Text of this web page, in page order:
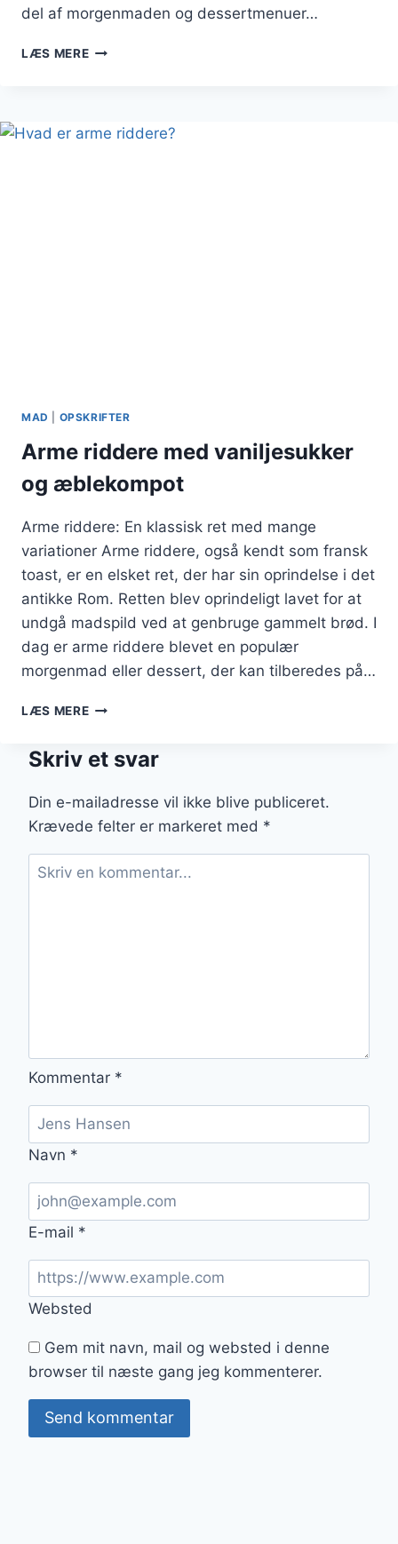
del af morgenmaden og dessertmenuer…
LÆS MEREARME
CHOKOLADE:
MAD OPSKRIFTER
Arme riddere med vaniljesukker
og æblekompot
Arme riddere: En klassisk ret med mange
variationer Arme riddere, også kendt som fransk
toast, er en elsket ret, der har sin oprindelse i det
antikke Rom. Retten blev oprindeligt lavet for at
undgå madspild ved at genbruge gammelt brød. I
dag er arme riddere blevet en populær
morgenmad eller dessert, der kan tilberedes på…
LÆS MEREARME
VANILJESUKKER
ÆBLEKOMPOT
Skriv et svar
Din e-mailadresse vil ikke blive publiceret.
Krævede felter er markeret med *
Kommentar *
Navn *
E-mail *
Websted
Gem mit navn, mail og websted i denne
browser til næste gang jeg kommenterer.